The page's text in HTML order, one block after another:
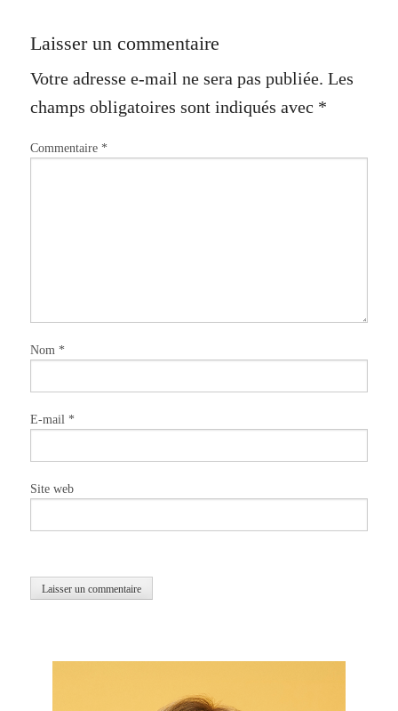
Laisser un commentaire
Votre adresse e-mail ne sera pas publiée. Les
champs obligatoires sont indiqués avec *
Commentaire *
Nom *
E-mail *
Site web